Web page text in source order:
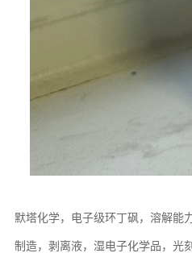
默塔化学，电子级环丁砜，溶解能
制造，剥离液，湿电子化学品，光